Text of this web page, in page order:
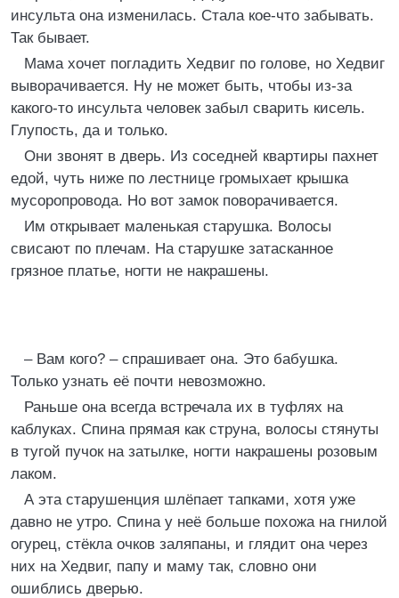
инсульта она изменилась. Стала кое-что забывать.
Так бывает.
Мама хочет погладить Хедвиг по голове, но Хедвиг
выворачивается. Ну не может быть, чтобы из-за
какого-то инсульта человек забыл сварить кисель.
Глупость, да и только.
Они звонят в дверь. Из соседней квартиры пахнет
едой, чуть ниже по лестнице громыхает крышка
мусоропровода. Но вот замок поворачивается.
Им открывает маленькая старушка. Волосы
свисают по плечам. На старушке затасканное
грязное платье, ногти не накрашены.
– Вам кого? – спрашивает она. Это бабушка.
Только узнать её почти невозможно.
Раньше она всегда встречала их в туфлях на
каблуках. Спина прямая как струна, волосы стянуты
в тугой пучок на затылке, ногти накрашены розовым
лаком.
А эта старушенция шлёпает тапками, хотя уже
давно не утро. Спина у неё больше похожа на гнилой
огурец, стёкла очков заляпаны, и глядит она через
них на Хедвиг, папу и маму так, словно они
ошиблись дверью.